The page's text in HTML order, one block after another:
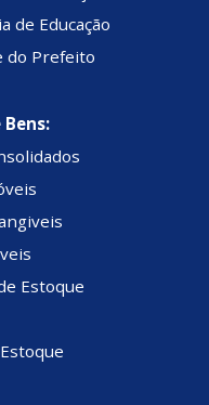
de Educação
do Prefeito
Estoque